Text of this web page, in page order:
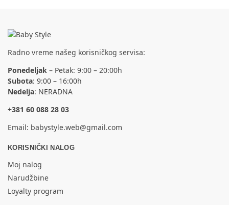
Radno vreme našeg korisničkog servisa:
Ponedeljak – Petak: 9:00 – 20:00h
Subota: 9:00 – 16:00h
Nedelja: NERADNA
+381 60 088 28 03
Email: babystyle.web@gmail.com
KORISNIČKI NALOG
Moj nalog
Narudžbine
Loyalty program